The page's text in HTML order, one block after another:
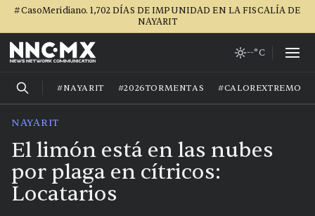
#CasoMeridiano. 1,702 DÍAS DE IMPUNIDAD EN LA FISCALÍA DE
NAYARIT
--°C
#NAYARIT #2026TORMENTAS #CALOREXTREMO
NAYARIT
El limón está en las nubes
por plaga en cítricos:
Locatarios